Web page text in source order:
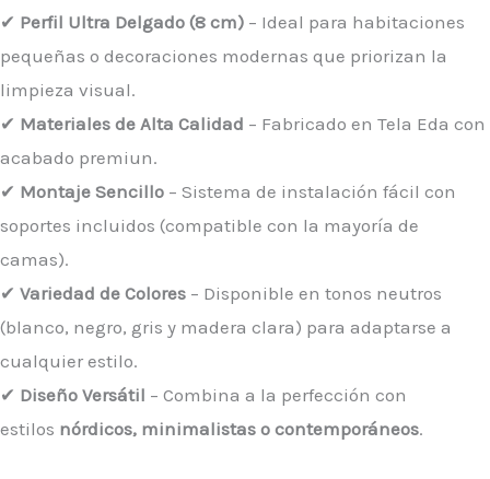
✔ Perfil Ultra Delgado (8 cm) – Ideal para habitaciones
pequeñas o decoraciones modernas que priorizan la
limpieza visual.
✔ Materiales de Alta Calidad – Fabricado en Tela Eda con
acabado premiun.
✔ Montaje Sencillo – Sistema de instalación fácil con
soportes incluidos (compatible con la mayoría de
camas).
✔ Variedad de Colores – Disponible en tonos neutros
(blanco, negro, gris y madera clara) para adaptarse a
cualquier estilo.
✔ Diseño Versátil – Combina a la perfección con
estilos nórdicos, minimalistas o contemporáneos.